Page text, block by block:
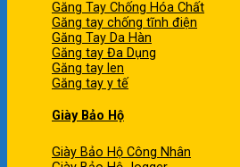
Găng Tay Chống Hóa Chất
Găng tay chống tĩnh điện
Găng Tay Da Hàn
Găng tay Đa Dụng
Găng tay len
Găng tay y tế
Giày Bảo Hộ
Giày Bảo Hộ Công Nhân